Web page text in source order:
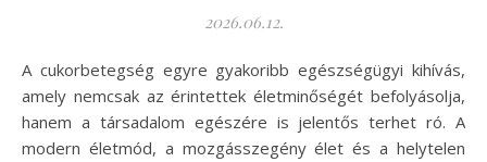
2026.06.12.
A cukorbetegség egyre gyakoribb egészségügyi kihívás,
amely nemcsak az érintettek életminőségét befolyásolja,
hanem a társadalom egészére is jelentős terhet ró. A
modern életmód, a mozgásszegény élet és a helytelen